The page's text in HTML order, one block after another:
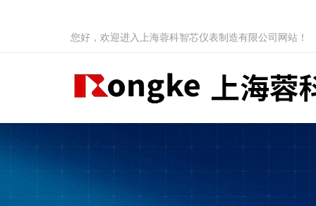
您好，欢迎进入上海蓉科智芯仪表制造有限公司网站！